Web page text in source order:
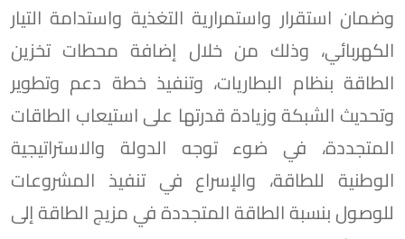
وضمان استقرار واستمرارية التغذية واستدامة التيار
الكهربائي، وذلك من خلال إضافة محطات تخزين
الطاقة بنظام البطاريات، وتنفيذ خطة دعم وتطوير
وتحديث الشبكة وزيادة قدرتها على استيعاب الطاقات
المتجددة، في ضوء توجه الدولة والاستراتيجية
الوطنية للطاقة، والإسراع في تنفيذ المشروعات
للوصول بنسبة الطاقة المتجددة في مزيج الطاقة إلى